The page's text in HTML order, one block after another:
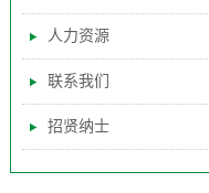
人力资源
联系我们
招贤纳士